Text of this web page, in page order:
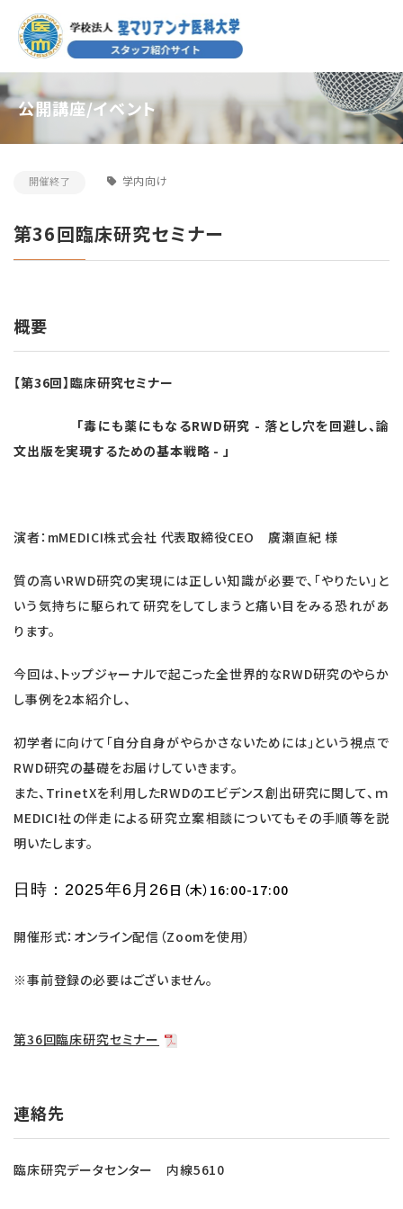
公開講座/イベント
開催終了 学内向け
第36回臨床研究セミナー
概要
【第36回】臨床研究セミナー
「毒にも薬にもなるRWD研究 - 落とし穴を回避し、論
文出版を実現するための基本戦略 - 」
演者：mMEDICI株式会社 代表取締役CEO 廣瀬直紀 様
質の高いRWD研究の実現には正しい知識が必要で、「やりたい」と
いう気持ちに駆られて研究をしてしまうと痛い目をみる恐れがあ
ります。
今回は、トップジャーナルで起こった全世界的なRWD研究のやらか
し事例を2本紹介し、
初学者に向けて「自分自身がやらかさないためには」という視点で
RWD研究の基礎をお届けしていきます。
また、TrinetXを利用したRWDのエビデンス創出研究に関して、ｍ
MEDICI社の伴走による研究立案相談についてもその手順等を説
明いたします。
日時：2025年6 月26日（木）16:00-17:00
開催形式：オンライン配信（Zoomを使用）
※事前登録の必要はございません。
第36回臨床研究セミナー
連絡先
臨床研究データセンター 内線5610